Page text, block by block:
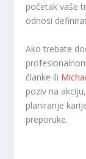
početak vaše
odnosi
Ako trebate
članke ili
poziv na
planiranje
preporuke.